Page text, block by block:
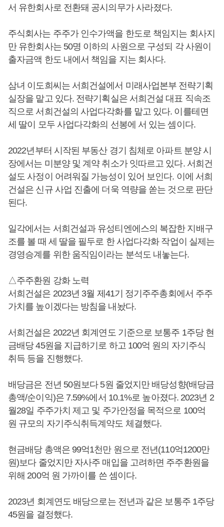
서 유한회사로 전환돼 공시의무가 사라졌다.
주식회사는 주주가 인수가액을 한도로 책임지는 회사지
만 유한회사는 50명 이하의 사원으로 구성되 각 사원이
출자금액 한도 내에서 책임을 지는 회사다.
삼녀 이도희씨는 서희건설에서 미래사업본부 전략기획
실장을 맡고 있다. 전략기획실은 서희건설 대표 직속조
직으로 서희건설의 사업다각화를 맡고 있다. 이를테면
세 딸이 모두 사업다각화의 선봉에 서 있는 셈이다.
2022년부터 시작된 부동산 경기 침체로 아파트 분양 시
장에서는 미분양 및 계약 취소가 잇따르고 있다. 서희건
설도 사정이 어려워질 가능성이 있어 보인다. 이에 서희
건설은 신규 사업 진출에 더욱 역량을 쏟는 것으로 판단
된다.
일각에서는 서희건설과 유성티엔에스의 복잡한 지배구
조를 볼 때 세 딸을 필두로 한 사업다각화 작업이 실제는
경영승계를 위한 움직임이라는 분석도 내놓는다.
△주주환원 강화 노력
서희건설은 2023년 3월 제41기 정기주주총회에서 주주
가치를 높이겠다는 방침을 내놨다.
서희건설은 2022년 회계연도 기준으로 보통주 1주당 현
금배당 45원을 지급하기로 하고 100억 원의 자기주식
취득 등을 진행했다.
배당금은 전년 50원보다 5원 줄었지만 배당성향(배당금
총액/순이익)은 7.59%에서 10.1%로 높아졌다. 2023년 2
월28일 주주가치 제고 및 주가안정을 목적으로 100억
원 규모의 자기주식취득계약도 체결했다.
현금배당 총액은 99억1천만 원으로 전년(110억1200만
원)보다 줄었지만 자사주 매입을 고려하면 주주환원을
위해 200억 원 가까이를 쓴 셈이다.
2023년 회계연도 배당으로는 전년과 같은 보통주 1주당
45원을 결정했다.